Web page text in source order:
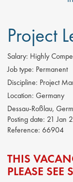
Project
Salary: Highly
Job type: Permanent
Discipline: Project
Location: Germany
Dessau-Roßlau,
Posting date: 21 Jan
Reference: 66904
THIS
PLEASE SEE